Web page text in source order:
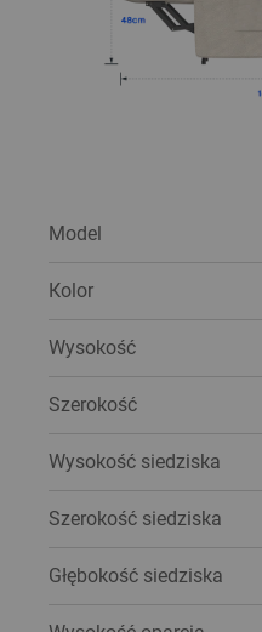
Model
Kolor
Wysokość
Szerokość
Wysokość siedziska
Szerokość siedziska
Głębokość siedziska